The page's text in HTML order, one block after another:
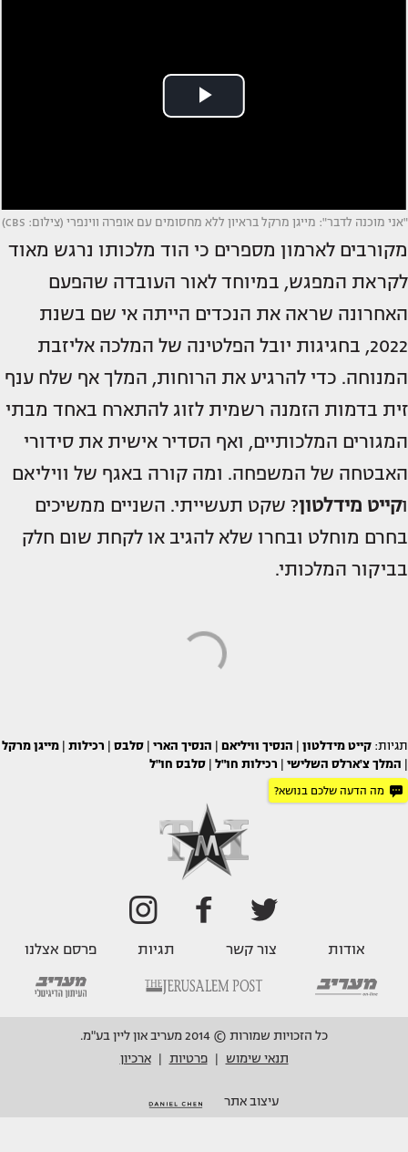
"אני מוכנה לדבר": מייגן מרקל בראיון ללא מחסומים עם אופרה ווינפרי (צילום: CBS)
מקורבים לארמון מספרים כי הוד מלכותו נרגש מאוד
לקראת המפגש, במיוחד לאור העובדה שהפעם
האחרונה שראה את הנכדים הייתה אי שם בשנת
2022, בחגיגות יובל הפלטינה של המלכה אליזבת
המנוחה. כדי להרגיע את הרוחות, המלך אף שלח ענף
זית בדמות הזמנה רשמית לזוג להתארח באחד מבתי
המגורים המלכותיים, ואף הסדיר אישית את סידורי
האבטחה של המשפחה. ומה קורה באגף של וויליאם
וקייט מידלטון? שקט תעשייתי. השניים ממשיכים
בחרם מוחלט ובחרו שלא להגיב או לקחת שום חלק
בביקור המלכותי.
תגיות: קייט מידלטון הנסיך וויליאם הנסיך הארי סלבס רכילות
מייגן מרקל
המלך צ'ארלס השלישי רכילות חו"ל סלבס חו"ל
מה הדעה שלכם בנושא?
אודות צור קשר תגיות פרסם אצלנו
כל הזכויות שמורות © 2014 מעריב און ליין בע"מ.
תנאי שימוש
פרטיות ארכיון
עיצוב אתר